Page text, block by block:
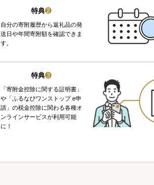
特典❷
自分の寄附履歴から返礼品の発
送日や年間寄附額を確認できま
す。
特典❸
「寄附金控除に関する証明書」
や「ふるなびワンストップ e申
請」の税金控除に関わる各種オ
ンラインサービスが利用可能
に！